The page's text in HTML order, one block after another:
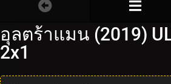
อุลตร้าแมน (2019)
2x1